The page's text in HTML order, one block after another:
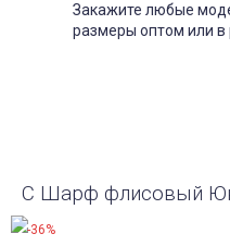
Закажите любые
размеры оптом или в
С Шарф флисовый
-36%